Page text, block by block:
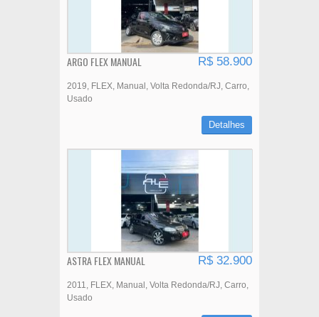
ARGO FLEX MANUAL R$ 58.900
2019 FLEX Manual Volta Redonda/RJ Carro
Usado
Detalhes
ASTRA FLEX MANUAL R$ 32.900
2011 FLEX Manual Volta Redonda/RJ Carro
Usado